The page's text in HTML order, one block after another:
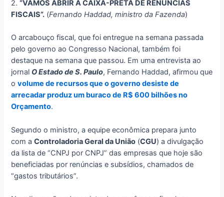
2.“VAMOS ABRIR A CAIXA-PRETA DE RENÚNCIAS
FISCAIS”. (Fernando Haddad, ministro da Fazenda)
O arcabouço fiscal, que foi entregue na semana passada
pelo governo ao Congresso Nacional, também foi
destaque na semana que passou. Em uma entrevista ao
jornal O Estado de S. Paulo, Fernando Haddad, afirmou que
ovolume de recursos que o governo desiste de
arrecadar produz um buraco de R$ 600 bilhões no
Orçamento.
Segundo o ministro, a equipe econômica prepara junto
com aControladoria Geral da União (CGU) a divulgação
da lista de “CNPJ por CNPJ” das empresas que hoje são
beneficiadas por renúncias e subsídios, chamados de
“gastos tributários”.